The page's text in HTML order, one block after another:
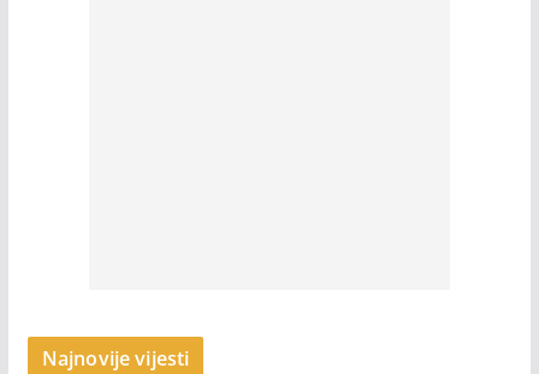
Najnovije vijesti